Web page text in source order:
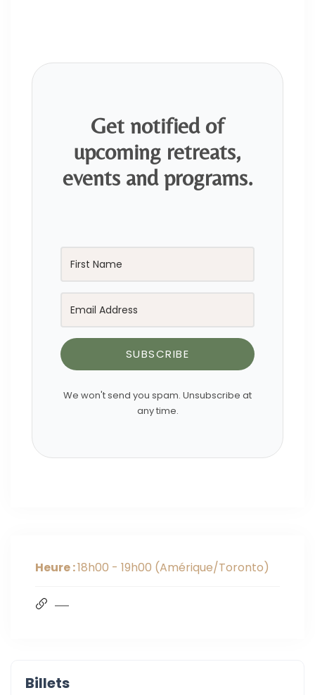
Get notified of
upcoming retreats,
events and programs.
SUBSCRIBE
We won't send you spam. Unsubscribe at
any time.
Heure :18h00 - 19h00 (Amérique/Toronto)
Billets